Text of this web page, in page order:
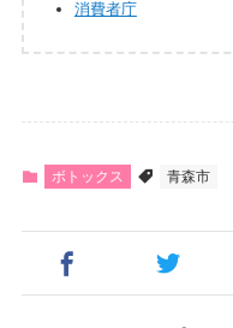
消費者庁
ボトックス 青森市